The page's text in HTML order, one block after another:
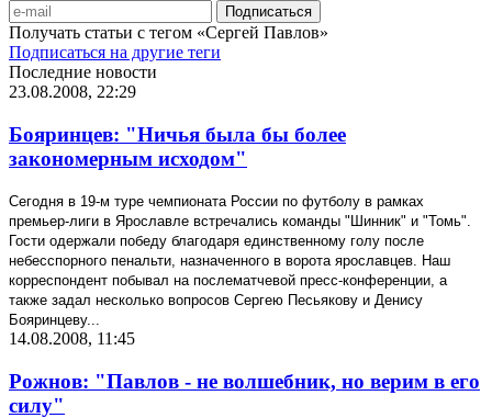
Получать статьи с тегом «Сергей Павлов»
Подписаться на другие теги
Последние новости
23.08.2008, 22:29
Бояринцев: "Ничья была бы более
закономерным исходом"
Сегодня в 19-м туре чемпионата России по футболу в рамках
премьер-лиги в Ярославле встречались команды "Шинник" и "Томь".
Гости одержали победу благодаря единственному голу после
небесспорного пенальти, назначенного в ворота ярославцев. Наш
корреспондент побывал на послематчевой пресс-конференции, а
также задал несколько вопросов Сергею Песьякову и Денису
Бояринцеву...
14.08.2008, 11:45
Рожнов: "Павлов - не волшебник, но верим в его
силу"